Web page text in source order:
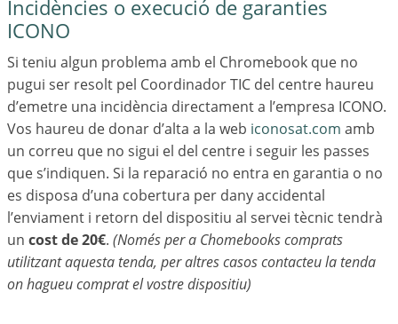
Incidències o execució de garanties
ICONO
Si teniu algun problema amb el Chromebook que no
pugui ser resolt pel Coordinador TIC del centre haureu
d’emetre una incidència directament a l’empresa ICONO.
Vos haureu de donar d’alta a la web iconosat.com amb
un correu que no sigui el del centre i seguir les passes
que s’indiquen. Si la reparació no entra en garantia o no
es disposa d’una cobertura per dany accidental
l’enviament i retorn del dispositiu al servei tècnic tendrà
un cost de 20€. (Només per a Chomebooks comprats
utilitzant aquesta tenda, per altres casos contacteu la tenda
on hagueu comprat el vostre dispositiu)